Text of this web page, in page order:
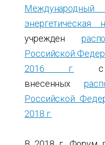
энергетическая
учрежден
Российской
2016 г.
с
внесенных
Российской
2018 г.